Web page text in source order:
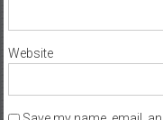
Website